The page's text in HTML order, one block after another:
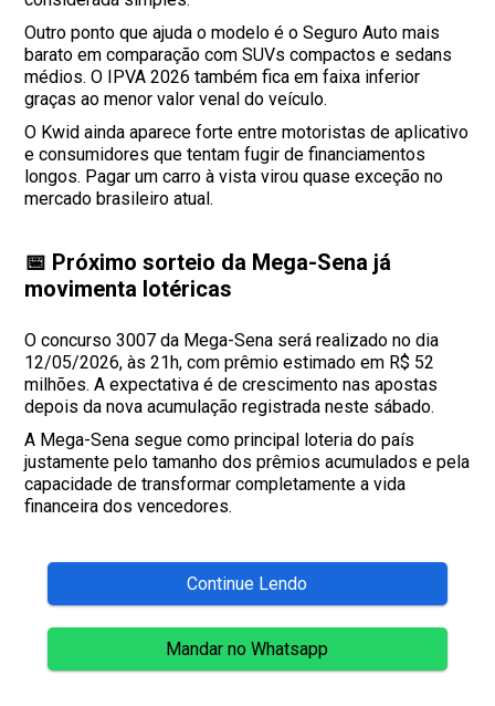
Outro ponto que ajuda o modelo é o Seguro Auto mais
barato em comparação com SUVs compactos e sedans
médios. O IPVA 2026 também fica em faixa inferior
graças ao menor valor venal do veículo.
O Kwid ainda aparece forte entre motoristas de aplicativo
e consumidores que tentam fugir de financiamentos
longos. Pagar um carro à vista virou quase exceção no
mercado brasileiro atual.
📅 Próximo sorteio da Mega-Sena já
movimenta lotéricas
O concurso 3007 da Mega-Sena será realizado no dia
12/05/2026, às 21h, com prêmio estimado em R$ 52
milhões. A expectativa é de crescimento nas apostas
depois da nova acumulação registrada neste sábado.
A Mega-Sena segue como principal loteria do país
justamente pelo tamanho dos prêmios acumulados e pela
capacidade de transformar completamente a vida
financeira dos vencedores.
Continue Lendo
Mandar no Whatsapp